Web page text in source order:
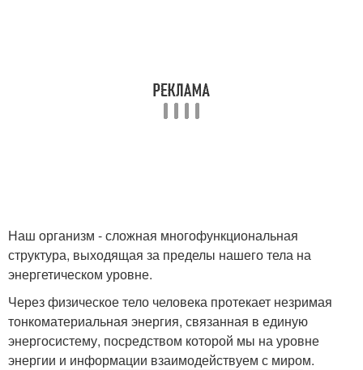
Наш организм - сложная многофункциональная
структура, выходящая за пределы нашего тела на
энергетическом уровне.
Через физическое тело человека протекает незримая
тонкоматериальная энергия, связанная в единую
энергосистему, посредством которой мы на уровне
энергии и информации взаимодействуем с миром.